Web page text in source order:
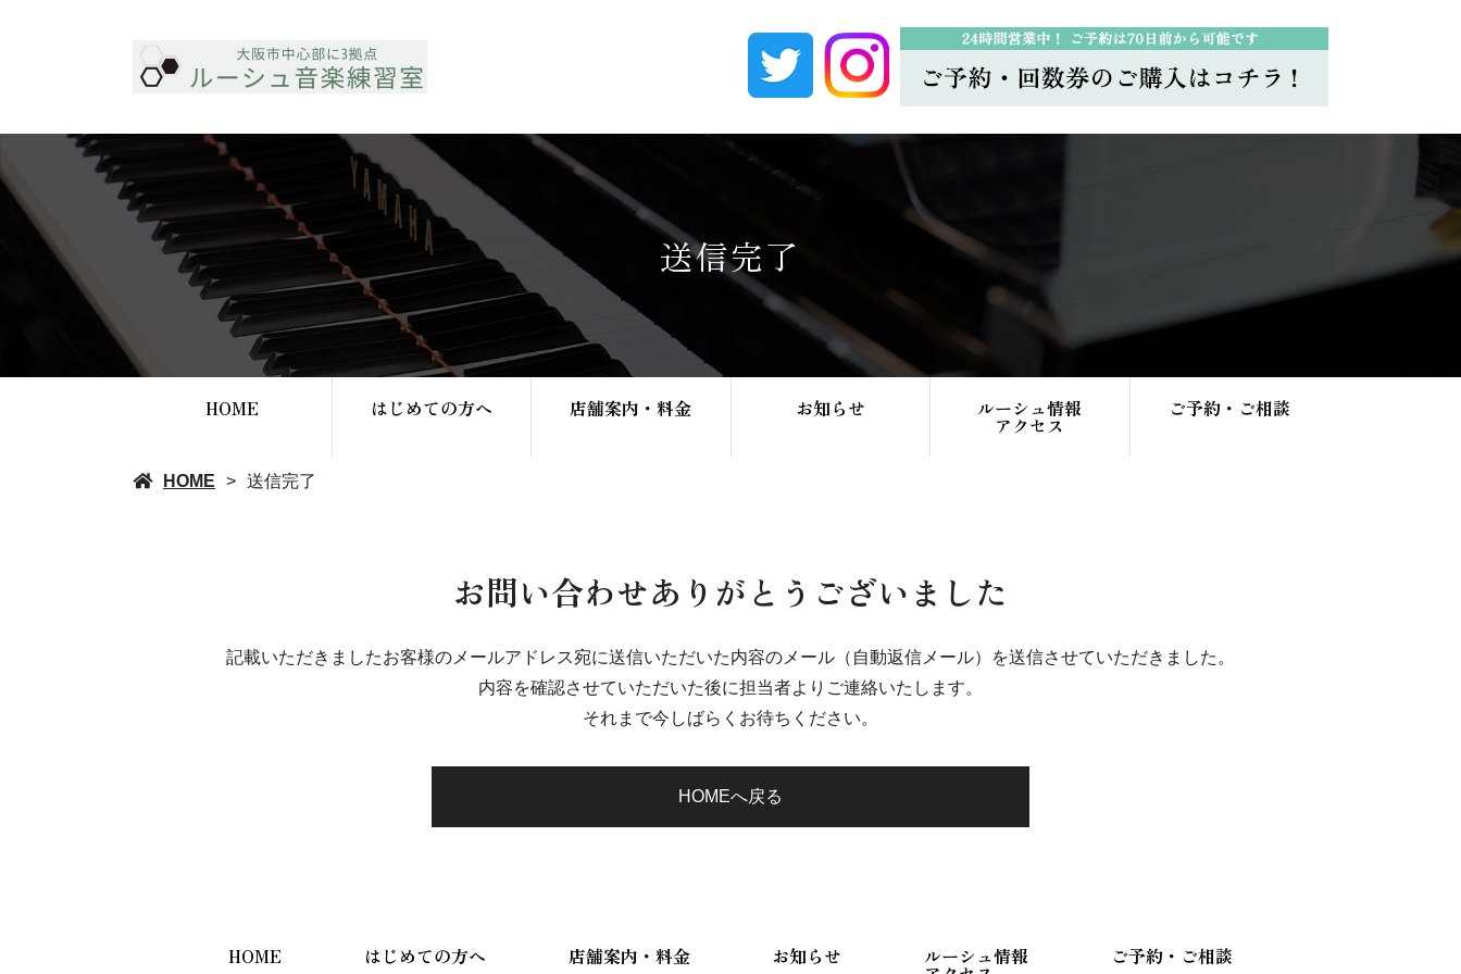
送信完了
HOME はじめての方へ 店舗案内・料金 お知らせ ルーシュ情報
アクセス
ご予約・ご相談
HOME 送信完了
お問い合わせありがとうございました
記載いただきましたお客様のメールアドレス宛に送信いただいた内容のメール（自動返信メール）を送信させていただきました。
内容を確認させていただいた後に担当者よりご連絡いたします。
それまで今しばらくお待ちください。
HOMEへ戻る
HOME はじめての方へ 店舗案内・料金 お知らせ ルーシュ情報 ご予約・ご相談